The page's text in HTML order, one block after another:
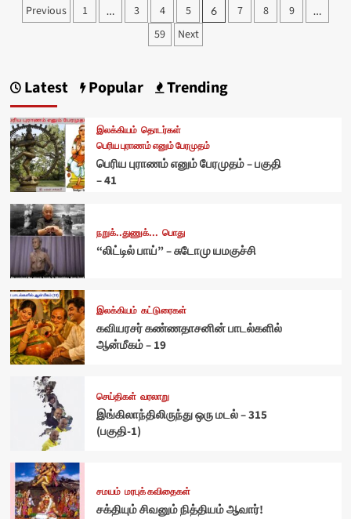
Posts
Previous 1 … 3 4 5 6 7 8 9 …
59 Next
Latest Popular Trending
இலக்கியம் தொடர்கள்
பெரிய புராணம் எனும் பேரமுதம்
பெரிய புராணம் எனும் பேரமுதம் – பகுதி
– 41
நறுக்..துணுக்... பொது
“லிட்டில் பாய்” – சுடோமு யமகுச்சி
இலக்கியம் கட்டுரைகள்
கவியரசர் கண்ணதாசனின் பாடல்களில்
ஆன்மீகம் – 19
செய்திகள் வரலாறு
இங்கிலாந்திலிருந்து ஒரு மடல் – 315
(பகுதி-1)
சமயம் மரபுக் கவிதைகள்
சக்தியும் சிவனும் நித்தியம் ஆவார்!